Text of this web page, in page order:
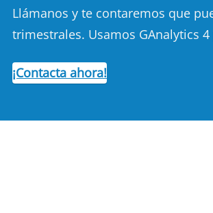
Llámanos y te contaremos que
trimestrales. Usamos GAnalytics
¡Contacta ahora!